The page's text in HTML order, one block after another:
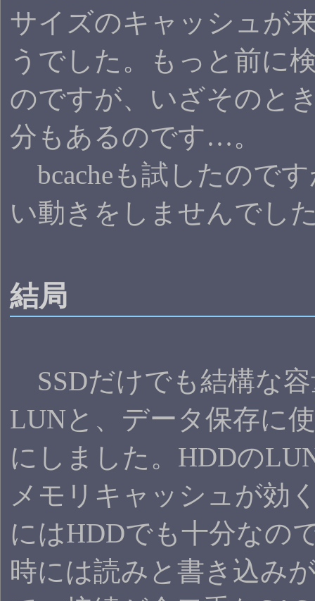
サイズのキャッシュが
うでした。もっと前に
のですが、いざそのと
分もあるのです…。
bcacheも試したので
い動きをしませんでし
結局
SSDだけでも結構な
LUNと、データ保存に
にしました。HDDの
メモリキャッシュが効
にはHDDでも十分なの
時には読みと書き込み